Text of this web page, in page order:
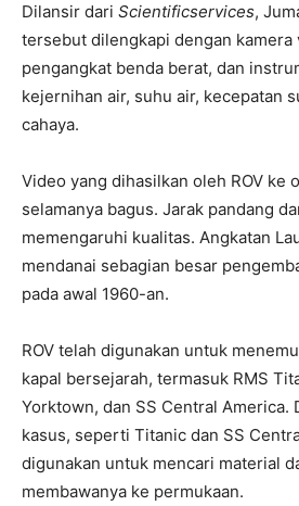
Dilansir dari Scientificservices,
tersebut dilengkapi dengan kamera
pengangkat benda berat, dan
kejernihan air, suhu air, kecepatan
cahaya.
Video yang dihasilkan oleh ROV ke
selamanya bagus. Jarak pandang
memengaruhi kualitas. Angkatan
mendanai sebagian besar
pada awal 1960-an.
ROV telah digunakan untuk
kapal bersejarah, termasuk RMS
Yorktown, dan SS Central America.
kasus, seperti Titanic dan SS
digunakan untuk mencari material
membawanya ke permukaan.